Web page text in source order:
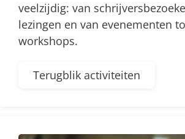
veelzijdig: van
lezingen en van evenementen
workshops.
Terugblik activiteiten